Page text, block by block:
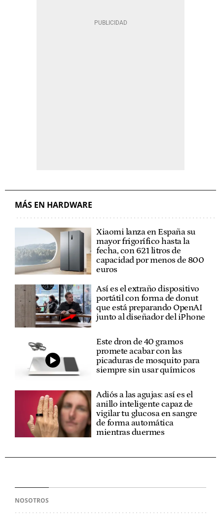
MÁS EN HARDWARE
Xiaomi lanza en España su
mayor frigorífico hasta la
fecha, con 621 litros de
capacidad por menos de 800
euros
Así es el extraño dispositivo
portátil con forma de donut
que está preparando OpenAI
junto al diseñador del iPhone
Este dron de 40 gramos
promete acabar con las
picaduras de mosquito para
siempre sin usar químicos
Adiós a las agujas: así es el
anillo inteligente capaz de
vigilar tu glucosa en sangre
de forma automática
mientras duermes
NOSOTROS